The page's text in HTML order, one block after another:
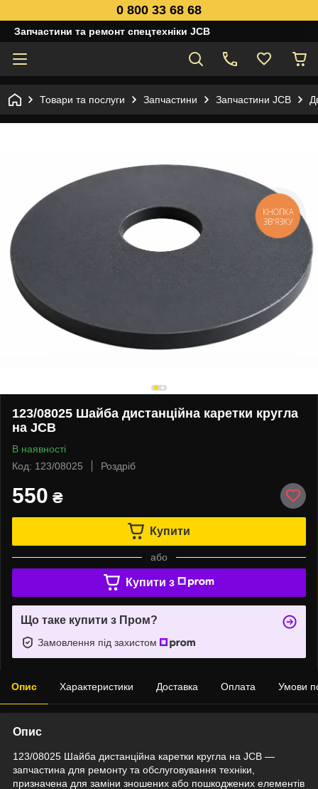
0 800 33 68 68
Запчастини та ремонт спецтехніки JCB
Товари та послуги Запчастини Запчастини JCB
123/08025 Шайба дистанційна каретки кругла
на JCB
В наявності
Код: 123/08025
Роздріб
550 ₴
Купити
або
Купити з
Що таке купити з Пром?
Замовлення під захистом
Опис Характеристики Доставка Оплата Умови
Опис
123/08025 Шайба дистанційна каретки кругла на JCB —
запчастина для ремонту та обслуговування техніки,
призначена для заміни зношених або пошкоджених елементів
КНОПКА
ЗВ'ЯЗКУ